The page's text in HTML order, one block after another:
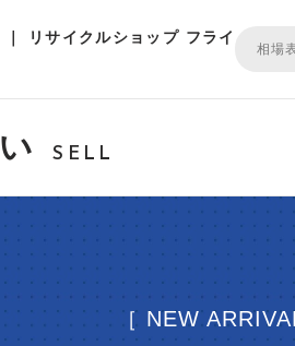
リサイクルショップ フライ
SELL
［ NEW